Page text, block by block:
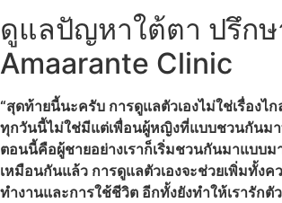
ดูแลปัญหาใต้ตา ปรึกษ
Amaarante Clinic
“สุดท้ายนี้นะครับ การดูแลตัวเองไม่ใช่เรื่องไ
ทุกวันนี้ไม่ใช่มีแต่เพื่อนผู้หญิงที่แบบชวนกันม
ตอนนี้คือผู้ชายอย่างเราก็เริ่มชวนกันมาแบบม
เหมือนกันแล้ว การดูแลตัวเองจะช่วยเพิ่มทั้งค
ทำงานและการใช้ชีวิต อีกทั้งยังทำให้เรารักตั